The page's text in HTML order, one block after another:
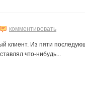
комментировать
клиент. Из пяти
что-нибудь...